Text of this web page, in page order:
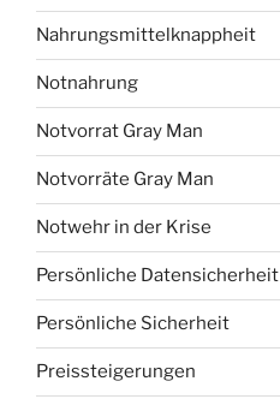
Nahrungsmittelknappheit
Notnahrung
Notvorrat Gray Man
Notvorräte Gray Man
Notwehr in der Krise
Persönliche Datensicherheit
Persönliche Sicherheit
Preissteigerungen